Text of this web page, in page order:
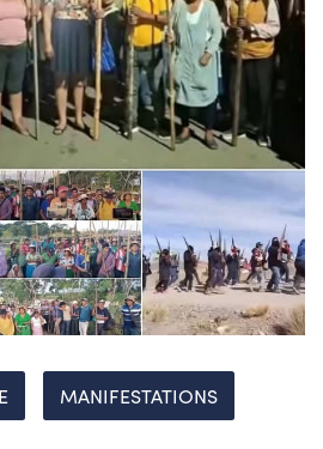
MANIFESTATIONS